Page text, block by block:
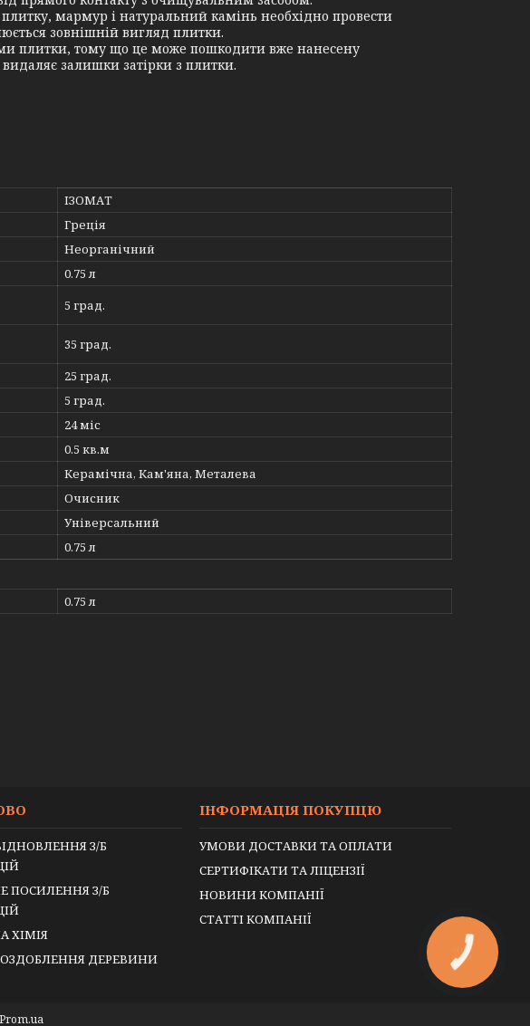
мармур і натуральний камінь необхідно провести
зовнішній вигляд плитки.
плитки, тому що це може пошкодити вже нанесену
залишки затірки з плитки.
ІЗОМАТ
Греція
Неорганічний
0.75 л
5 град.
35 град.
25 град.
5 град.
24 міс
0.5 кв.м
Керамічна, Кам'яна, Металева
Очисник
Універсальний
0.75 л
0.75 л
З/Б
ПОСИЛЕННЯ З/Б
ХІМІЯ
ОЗДОБЛЕННЯ ДЕРЕВИНИ
ІНФОРМАЦІЯ ПОКУПЦЮ
УМОВИ ДОСТАВКИ ТА ОПЛАТИ
СЕРТИФІКАТИ ТА ЛІЦЕНЗІЇ
НОВИНИ КОМПАНІЇ
СТАТТІ КОМПАНІЇ
Prom.ua
КНОПКА
ЗВ'ЯЗКУ